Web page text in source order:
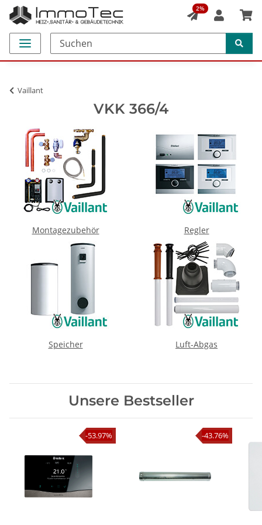
2%
Vaillant
VKK 366/4
Montagezubehör Regler
Speicher Luft-Abgas
Unsere Bestseller
-53.97% -43.76%